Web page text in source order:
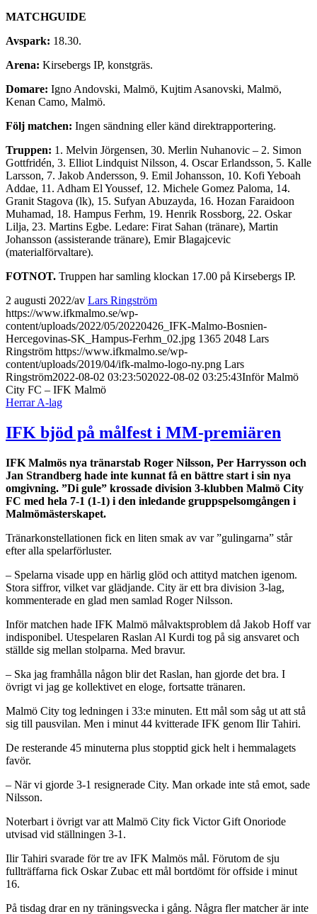
MATCHGUIDE
Avspark: 18.30.
Arena: Kirsebergs IP, konstgräs.
Domare: Igno Andovski, Malmö, Kujtim Asanovski, Malmö,
Kenan Camo, Malmö.
Följ matchen: Ingen sändning eller känd direktrapportering.
Truppen: 1. Melvin Jörgensen, 30. Merlin Nuhanovic – 2. Simon
Gottfridén, 3. Elliot Lindquist Nilsson, 4. Oscar Erlandsson, 5. Kalle
Larsson, 7. Jakob Andersson, 9. Emil Johansson, 10. Kofi Yeboah
Addae, 11. Adham El Youssef, 12. Michele Gomez Paloma, 14.
Granit Stagova (lk), 15. Sufyan Abuzayda, 16. Hozan Faraidoon
Muhamad, 18. Hampus Ferhm, 19. Henrik Rossborg, 22. Oskar
Lilja, 23. Martins Egbe. Ledare: Firat Sahan (tränare), Martin
Johansson (assisterande tränare), Emir Blagajcevic
(materialförvaltare).
FOTNOT. Truppen har samling klockan 17.00 på Kirsebergs IP.
2 augusti 2022/av Lars Ringström
https://www.ifkmalmo.se/wp-
content/uploads/2022/05/20220426_IFK-Malmo-Bosnien-
Hercegovinas-SK_Hampus-Ferhm_02.jpg 1365 2048 Lars
Ringström https://www.ifkmalmo.se/wp-
content/uploads/2019/04/ifk-malmo-logo-ny.png Lars
Ringström2022-08-02 03:23:502022-08-02 03:25:43Inför Malmö
City FC – IFK Malmö
Herrar A-lag
IFK bjöd på målfest i MM-premiären
IFK Malmös nya tränarstab Roger Nilsson, Per Harrysson och
Jan Strandberg hade inte kunnat få en bättre start i sin nya
omgivning. ”Di gule” krossade division 3-klubben Malmö City
FC med hela 7-1 (1-1) i den inledande gruppspelsomgången i
Malmömästerskapet.
Tränarkonstellationen fick en liten smak av var ”gulingarna” står
efter alla spelarförluster.
– Spelarna visade upp en härlig glöd och attityd matchen igenom.
Stora siffror, vilket var glädjande. City är ett bra division 3-lag,
kommenterade en glad men samlad Roger Nilsson.
Inför matchen hade IFK Malmö målvaktsproblem då Jakob Hoff var
indisponibel. Utespelaren Raslan Al Kurdi tog på sig ansvaret och
ställde sig mellan stolparna. Med bravur.
– Ska jag framhålla någon blir det Raslan, han gjorde det bra. I
övrigt vi jag ge kollektivet en eloge, fortsatte tränaren.
Malmö City tog ledningen i 33:e minuten. Ett mål som såg ut att stå
sig till pausvilan. Men i minut 44 kvitterade IFK genom Ilir Tahiri.
De resterande 45 minuterna plus stopptid gick helt i hemmalagets
favör.
– När vi gjorde 3-1 resignerade City. Man orkade inte stå emot, sade
Nilsson.
Noterbart i övrigt var att Malmö City fick Victor Gift Onoriode
utvisad vid ställningen 3-1.
Ilir Tahiri svarade för tre av IFK Malmös mål. Förutom de sju
fullträffarna fick Oskar Zubac ett mål bortdömt för offside i minut
16.
På tisdag drar en ny träningsvecka i gång. Några fler matcher är inte